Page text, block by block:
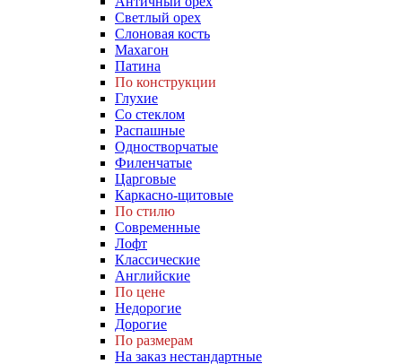
Светлый орех
Слоновая кость
Махагон
Патина
По конструкции
Глухие
Со стеклом
Распашные
Одностворчатые
Филенчатые
Царговые
Каркасно-щитовые
По стилю
Современные
Лофт
Классические
Английские
По цене
Недорогие
Дорогие
По размерам
На заказ нестандартные